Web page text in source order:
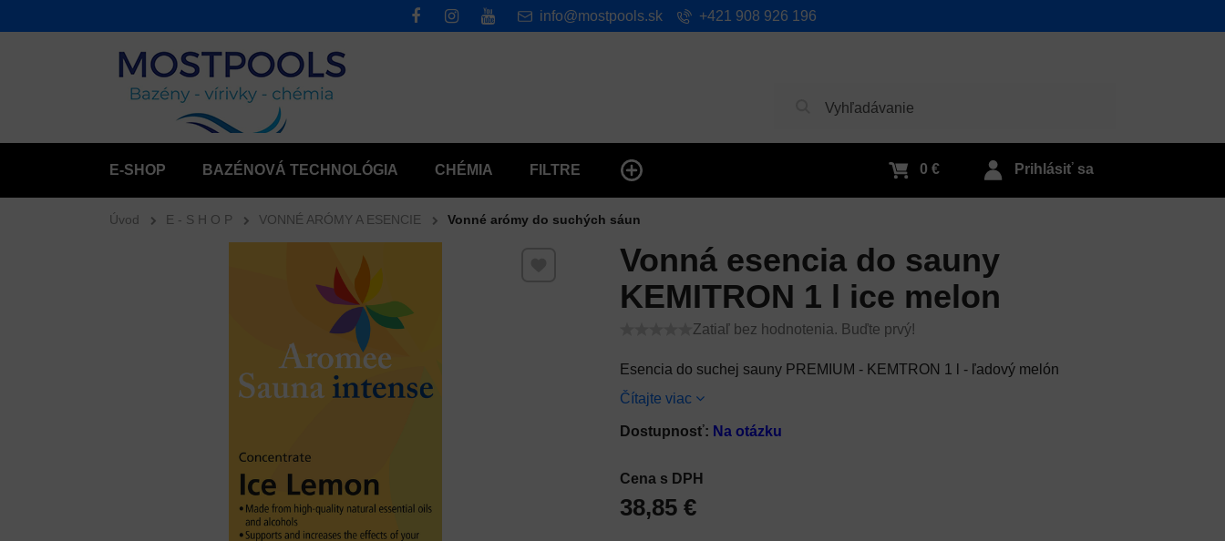
E-SHOP BAZÉNOVÁ TECHNOLÓGIA CHÉMIA FILTRE Prihlásiť sa
0 €
info@mostpools.sk +421 908 926 196
Úvod E - S H O P VONNÉ ARÓMY A ESENCIE Vonné arómy do suchých sáun
Vonná esencia do sauny
KEMITRON 1 l ice melon
Esencia do suchej sauny PREMIUM - KEMTRON 1 l - ľadový melón
Čítajte viac
Zatiaľ bez hodnotenia. Buďte prvý!
Pridať k Obľúbeným
Dostupnosť: Na otázku
Cena s DPH
38,85 €